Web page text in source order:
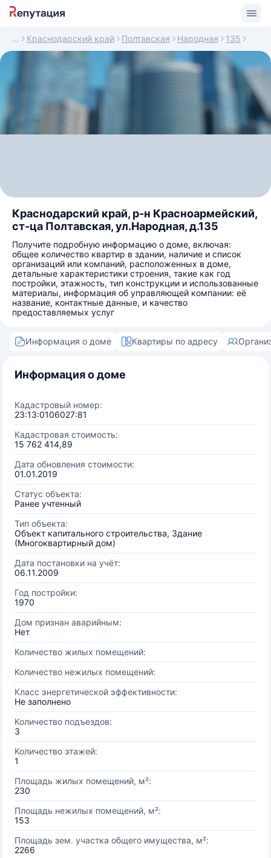
Краснодарский край Полтавская Народная 135
Краснодарский край, р-н Красноармейский,
ст-ца Полтавская, ул.Народная, д.135
Получите подробную информацию о доме, включая:
общее количество квартир в здании, наличие и список
организаций или компаний, расположенных в доме,
детальные характеристики строения, такие как год
постройки, этажность, тип конструкции и использованные
материалы, информация об управляющей компании: её
название, контактные данные, и качество
предоставляемых услуг
Информация о доме Квартиры по адресу
Информация о доме
Кадастровый номер:
23:13:0106027:81
Кадастровая стоимость:
15 762 414,89
Дата обновления стоимости:
01.01.2019
Статус объекта:
Ранее учтенный
Тип объекта:
Объект капитального строительства, Здание
(Многоквартирный дом)
Дата постановки на учёт:
06.11.2009
Год постройки:
1970
Дом признан аварийным:
Нет
Количество жилых помещений:
Количество нежилых помещений:
Класс энергетической эффективности:
Не заполнено
Количество подъездов:
3
Количество этажей:
1
Площадь жилых помещений, м²:
230
Площадь нежилых помещений, м²:
153
Площадь зем. участка общего имущества, м²:
2266